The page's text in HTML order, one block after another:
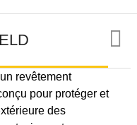
revêtement
pour protéger et
des